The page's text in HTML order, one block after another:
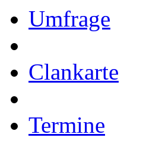
Umfrage
Clankarte
Termine